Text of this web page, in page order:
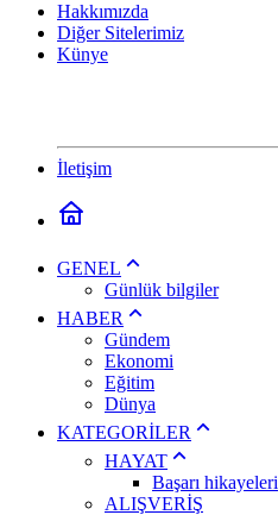
Hakkımızda
Diğer Sitelerimiz
Künye
İletişim
GENEL
Günlük bilgiler
HABER
Gündem
Ekonomi
Eğitim
Dünya
KATEGORİLER
HAYAT
Başarı hikayeleri
ALIŞVERİŞ